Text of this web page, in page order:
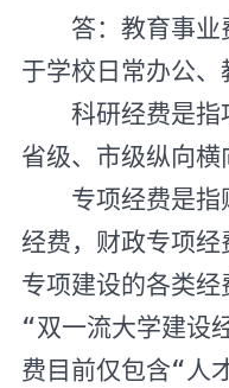
答：教育事业
于学校日常办公、
科研经费是指
省级、市级纵向横
专项经费是
经费，财政专项
专项建设的各类
“双一流大学建设
费目前仅包含“人